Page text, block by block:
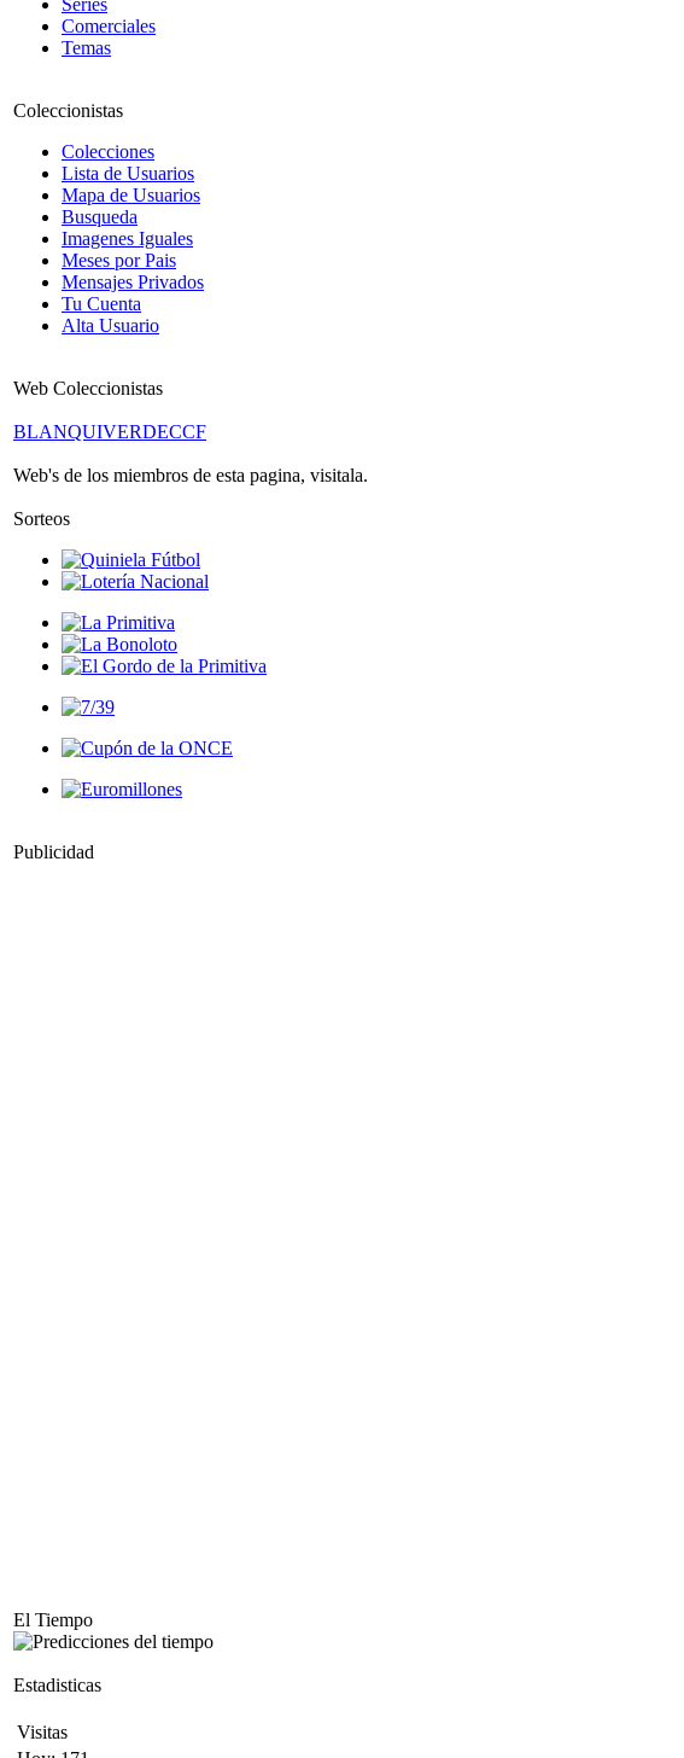
Series
Comerciales
Temas
Coleccionistas
Colecciones
Lista de Usuarios
Mapa de Usuarios
Busqueda
Imagenes Iguales
Meses por Pais
Mensajes Privados
Tu Cuenta
Alta Usuario
Web Coleccionistas
BLANQUIVERDECCF
Web's de los miembros de esta pagina, visitala.
Sorteos
Publicidad
El Tiempo
Estadisticas
Visitas